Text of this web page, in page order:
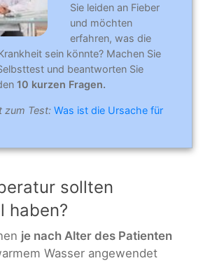
Sie leiden an Fieber
und möchten
erfahren, was die
sein könnte? Machen Sie
und beantworten Sie
10 kurzen Fragen.
zum Test: Was ist die Ursache für
sollten
haben?
je nach Alter des Patienten
Wasser angewendet